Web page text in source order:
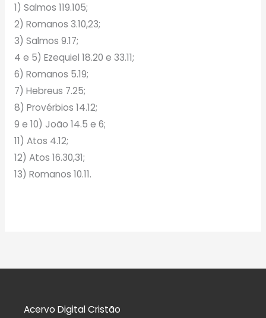
1) Salmos 119.105;
2) Romanos 3.10,23;
3) Salmos 9.17;
4 e 5) Ezequiel 18.20 e 33.11;
6) Romanos 5.19;
7) Hebreus 7.25;
8) Provérbios 14.12;
9 e 10) João 14.5 e 6;
11) Atos 4.12;
12) Atos 16.30,31;
13) Romanos 10.11.
Acervo Digital Cristão